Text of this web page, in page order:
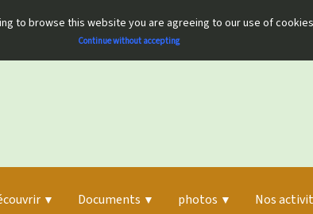
to browse this website you are agreeing to our use of
Continue without accepting
▼ Documents ▼ photos ▼ Nos